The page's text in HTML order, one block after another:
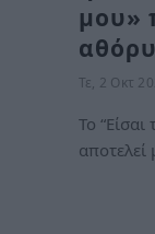
μου»
Τε, 2 Οκτ
Το
αποτελεί